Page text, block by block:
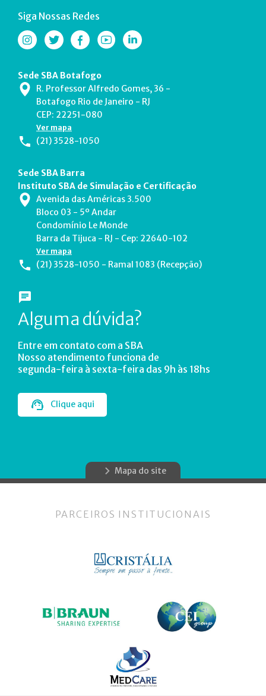
Siga Nossas Redes
Sede SBA Botafogo
R. Professor Alfredo Gomes, 36 -
Botafogo Rio de Janeiro - RJ
CEP: 22251-080
Ver mapa
(21) 3528-1050
Sede SBA Barra
Instituto SBA de Simulação e Certificação
Avenida das Américas 3.500
Bloco 03 - 5º Andar
Condomínio Le Monde
Barra da Tijuca - RJ - Cep: 22640-102
Ver mapa
(21) 3528-1050 - Ramal 1083 (Recepção)
Alguma dúvida?
Entre em contato com a SBA
Nosso atendimento funciona de
segunda-feira à sexta-feira das 9h às 18hs
Clique aqui
Mapa do site
PARCEIROS INSTITUCIONAIS